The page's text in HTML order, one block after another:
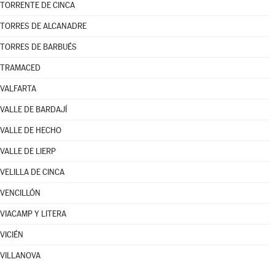
TORRENTE DE CINCA
TORRES DE ALCANADRE
TORRES DE BARBUÉS
TRAMACED
VALFARTA
VALLE DE BARDAJÍ
VALLE DE HECHO
VALLE DE LIERP
VELILLA DE CINCA
VENCILLÓN
VIACAMP Y LITERA
VICIÉN
VILLANOVA